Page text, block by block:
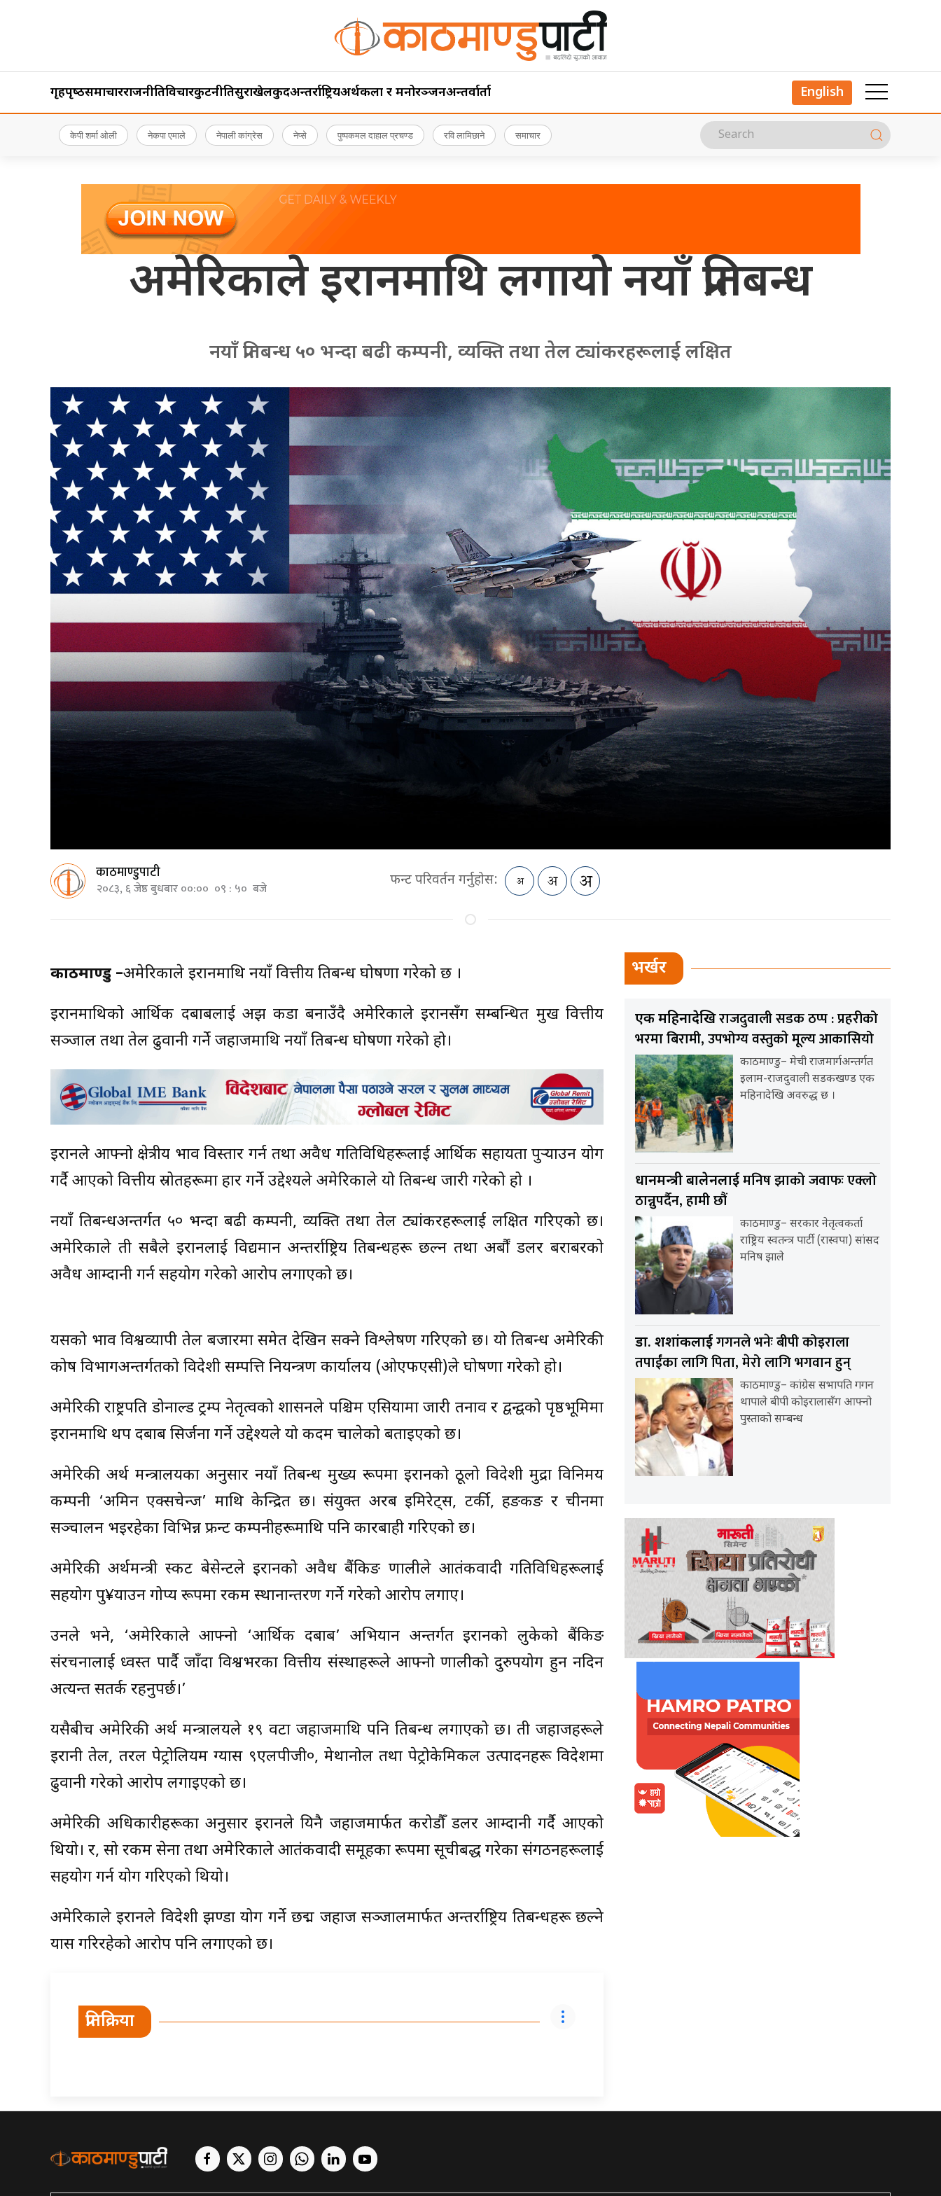
गृहपृष्‍ठसमाचारराजनीतिविचारकुटनीतिसुरक्षाखेलकुदअन्तर्राष्ट्रियअर्थकला र मनोरञ्जनअन्तर्वार्ता English
केपी शर्मा ओली नेकपा एमाले नेपाली कांग्रेस नेप्से पुष्पकमल दाहाल प्रचण्ड रवि लामिछाने समाचार
अमेरिकाले इरानमाथि लगायो नयाँ प्रतिबन्ध
नयाँ प्रतिबन्ध ५० भन्दा बढी कम्पनी, व्यक्ति तथा तेल ट्यांकरहरूलाई लक्षित
काठमाण्डुपाटी
२०८३, ६ जेष्ठ बुधबार ००:०० ०९ : ५० बजे फन्ट परिवर्तन गर्नुहोस:
काठमाण्डु –अमेरिकाले इरानमाथि नयाँ वित्तीय प्रतिबन्ध घोषणा गरेको छ ।
इरानमाथिको आर्थिक दबाबलाई अझ कडा बनाउँदै अमेरिकाले इरानसँग सम्बन्धित प्रमुख वित्तीय
सञ्जाल तथा तेल ढुवानी गर्ने जहाजमाथि नयाँ प्रतिबन्ध घोषणा गरेको हो।
इरानले आफ्नो क्षेत्रीय प्रभाव विस्तार गर्न तथा अवैध गतिविधिहरूलाई आर्थिक सहायता पुर्‍याउन प्रयोग
गर्दै आएको वित्तीय स्रोतहरूमा प्रहार गर्ने उद्देश्यले अमेरिकाले यो प्रतिबन्ध जारी गरेको हो ।
नयाँ प्रतिबन्धअन्तर्गत ५० भन्दा बढी कम्पनी, व्यक्ति तथा तेल ट्यांकरहरूलाई लक्षित गरिएको छ।
अमेरिकाले ती सबैले इरानलाई विद्यमान अन्तर्राष्ट्रिय प्रतिबन्धहरू छल्न तथा अर्बौं डलर बराबरको
अवैध आम्दानी गर्न सहयोग गरेको आरोप लगाएको छ।
यसको प्रभाव विश्वव्यापी तेल बजारमा समेत देखिन सक्ने विश्लेषण गरिएको छ। यो प्रतिबन्ध अमेरिकी
कोष विभागअन्तर्गतको विदेशी सम्पत्ति नियन्त्रण कार्यालय (ओएफएसी)ले घोषणा गरेको हो।
अमेरिकी राष्ट्रपति डोनाल्ड ट्रम्प नेतृत्वको प्रशासनले पश्चिम एसियामा जारी तनाव र द्वन्द्वको पृष्ठभूमिमा
इरानमाथि थप दबाब सिर्जना गर्ने उद्देश्यले यो कदम चालेको बताइएको छ।
अमेरिकी अर्थ मन्त्रालयका अनुसार नयाँ प्रतिबन्ध मुख्य रूपमा इरानको ठूलो विदेशी मुद्रा विनिमय
कम्पनी ‘अमिन एक्सचेन्ज’ माथि केन्द्रित छ। संयुक्त अरब इमिरेट्स, टर्की, हङकङ र चीनमा
सञ्चालन भइरहेका विभिन्न फ्रन्ट कम्पनीहरूमाथि पनि कारबाही गरिएको छ।
अमेरिकी अर्थमन्त्री स्कट बेसेन्टले इरानको अवैध बैंकिङ प्रणालीले आतंकवादी गतिविधिहरूलाई
सहयोग पु¥याउन गोप्य रूपमा रकम स्थानान्तरण गर्ने गरेको आरोप लगाए।
उनले भने, ‘अमेरिकाले आफ्नो ‘आर्थिक दबाब’ अभियान अन्तर्गत इरानको लुकेको बैंकिङ
संरचनालाई ध्वस्त पार्दै जाँदा विश्वभरका वित्तीय संस्थाहरूले आफ्नो प्रणालीको दुरुपयोग हुन नदिन
अत्यन्त सतर्क रहनुपर्छ।’
यसैबीच अमेरिकी अर्थ मन्त्रालयले १९ वटा जहाजमाथि पनि प्रतिबन्ध लगाएको छ। ती जहाजहरूले
इरानी तेल, तरल पेट्रोलियम ग्यास ९एलपीजी०, मेथानोल तथा पेट्रोकेमिकल उत्पादनहरू विदेशमा
ढुवानी गरेको आरोप लगाइएको छ।
अमेरिकी अधिकारीहरूका अनुसार इरानले यिनै जहाजमार्फत करोडौँ डलर आम्दानी गर्दै आएको
थियो। र, सो रकम सेना तथा अमेरिकाले आतंकवादी समूहका रूपमा सूचीबद्ध गरेका संगठनहरूलाई
सहयोग गर्न प्रयोग गरिएको थियो।
अमेरिकाले इरानले विदेशी झण्डा प्रयोग गर्ने छद्म जहाज सञ्जालमार्फत अन्तर्राष्ट्रिय प्रतिबन्धहरू छल्ने
प्रयास गरिरहेको आरोप पनि लगाएको छ।
प्रतिक्रिया
भर्खर
एक महिनादेखिराजदुवाली सडक ठप्प : प्रहरीको
भरमा बिरामी, उपभोग्य वस्तुकाे मूल्य आकासियो
काठमाण्डु– मेची राजमार्गअन्तर्गत
इलाम-राजदुवाली सडकखण्ड एक
महिनादेखि अवरुद्ध छ ।
प्रधानमन्त्री बालेनलाईमनिष झाको जवाफः एक्लो
ठान्नुपर्दैन, हामी छौं
काठमाण्डु– सरकार नेतृत्वकर्ता
राष्ट्रिय स्वतन्त्र पार्टी (रास्वपा) सांसद
मनिष झाले
डा. शशांकलाईगगनले भनेः बीपी कोइराला
तपाईंका लागि पिता, मेरो लागि भगवान हुन्
काठमाण्डु– कांग्रेस सभापति गगन
थापाले बीपी कोइरालासँग आफ्नो
पुस्ताको सम्बन्ध